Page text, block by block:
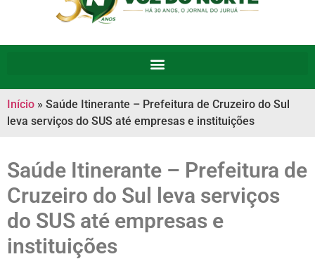
Início » Saúde Itinerante – Prefeitura de Cruzeiro do Sul
leva serviços do SUS até empresas e instituições
Saúde Itinerante – Prefeitura de
Cruzeiro do Sul leva serviços
do SUS até empresas e
instituições